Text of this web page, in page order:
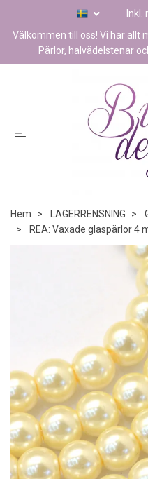
Inkl.
Välkommen till oss! Vi har allt
Pärlor, halvädelstenar
Hem LAGERRENSNING
REA: Vaxade glaspärlor 4